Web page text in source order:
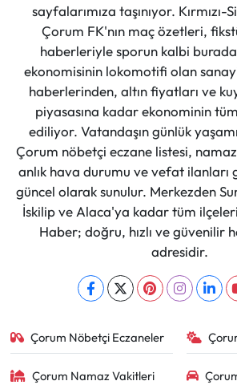
sayfalarımıza taşınıyor. Kırmızı-
Çorum FK'nın maç özetleri,
haberleriyle sporun kalbi
ekonomisinin lokomotifi olan
haberlerinden, altın fiyatları ve
piyasasına kadar ekonominin
ediliyor. Vatandaşın günlük
Çorum nöbetçi eczane listesi,
anlık hava durumu ve vefat
güncel olarak sunulur. Merkezden
İskilip ve Alaca'ya kadar tüm
Haber; doğru, hızlı ve güvenilir
adresidir.
Çorum Nöbetçi Eczaneler
Çorum Namaz Vakitleri